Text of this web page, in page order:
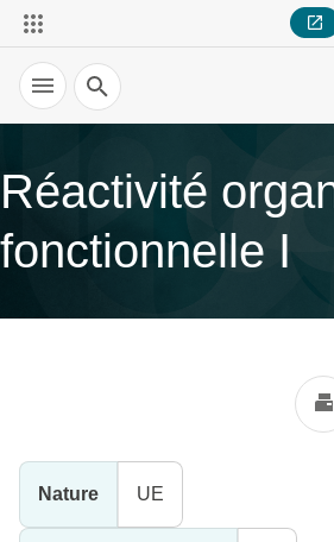
Recherche
Réactivité
fonctionnelle I
Nature UE